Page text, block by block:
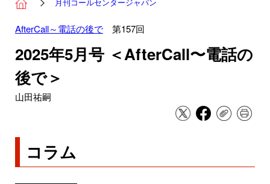
AfterCall～電話の後で 第157回
2025年5月号 ＜AfterCall〜電話の
後で＞
山田祐嗣
コラム